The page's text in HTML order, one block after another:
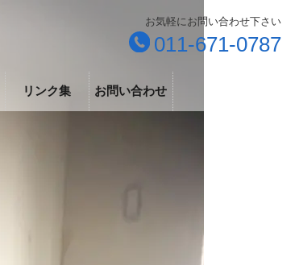
お気軽にお問い合わせ下さい
011-671-0787
リンク集 お問い合わせ